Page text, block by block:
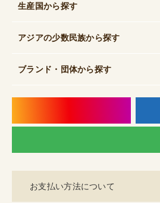
生産国から探す
アジアの少数民族から探す
ブランド・団体から探す
お支払い方法について